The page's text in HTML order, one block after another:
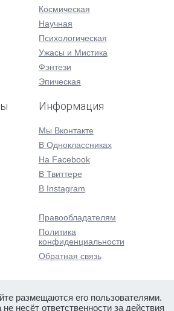
Космическая
Научная
Психологическая
Ужасы и Мистика
Фэнтези
Эпическая
Информация
Мы Вконтакте
В Одноклассниках
На Facebook
В Твиттере
В Instagram
Правообладателям
Политика
конфиденциальности
Обратная связь
размещаются его пользователями.
несёт ответственности за действия